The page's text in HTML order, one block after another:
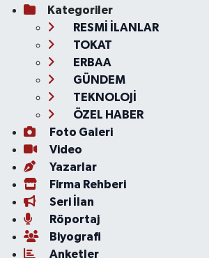
Kategoriler
RESMİ İLANLAR
TOKAT
ERBAA
GÜNDEM
TEKNOLOJİ
ÖZEL HABER
Foto Galeri
Video
Yazarlar
Firma Rehberi
Seri İlan
Röportaj
Biyografi
Anketler